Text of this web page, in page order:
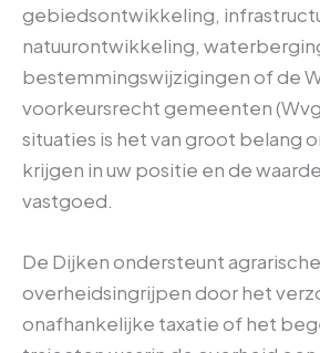
gebiedsontwikkeling,
natuurontwikkeling,
bestemmingswijzigingen of de
voorkeursrecht gemeenten
situaties is het van groot belang
krijgen in uw positie en de
vastgoed.
De Dijken ondersteunt
overheidsingrijpen door het
onafhankelijke taxatie of het